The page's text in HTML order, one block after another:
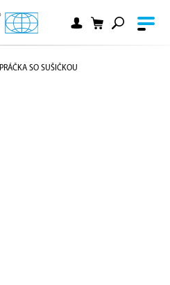
PRÁČKA SO SUŠIČKOU